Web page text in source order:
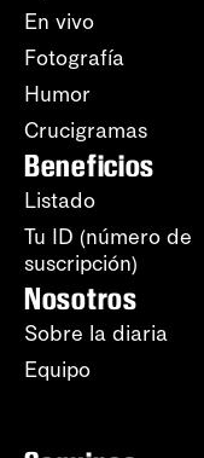
En vivo
Fotografía
Humor
Crucigramas
Beneficios
Listado
Tu ID (número de
suscripción)
Nosotros
Sobre la diaria
Equipo